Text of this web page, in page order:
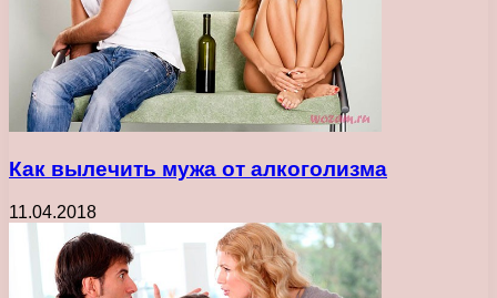
Как вылечить мужа от алкоголизма
11.04.2018